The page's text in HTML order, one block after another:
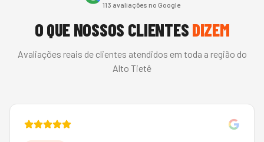
113 avaliações no Google
O QUE NOSSOS CLIENTESDIZEM
Avaliações reais de clientes atendidos em toda a região do
Alto Tietê